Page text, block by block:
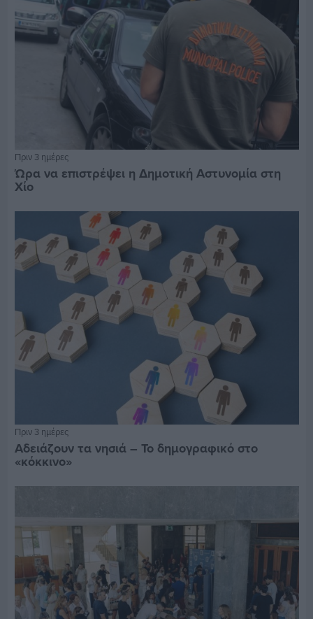
Πριν 3 ημέρες
Ώρα να επιστρέψει η Δημοτική Αστυνομία στη
Χίο
Πριν 3 ημέρες
Αδειάζουν τα νησιά – Το δημογραφικό στο
«κόκκινο»